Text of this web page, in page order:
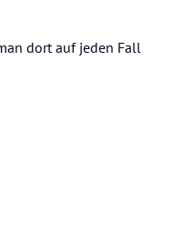
dort auf jeden Fall